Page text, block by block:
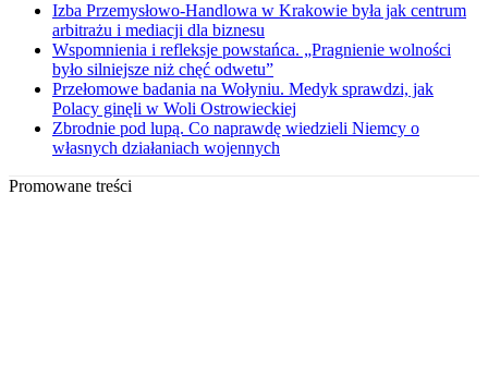
Izba Przemysłowo-Handlowa w Krakowie była jak centrum
arbitrażu i mediacji dla biznesu
Wspomnienia i refleksje powstańca. „Pragnienie wolności
było silniejsze niż chęć odwetu”
Przełomowe badania na Wołyniu. Medyk sprawdzi, jak
Polacy ginęli w Woli Ostrowieckiej
Zbrodnie pod lupą. Co naprawdę wiedzieli Niemcy o
własnych działaniach wojennych
Promowane treści